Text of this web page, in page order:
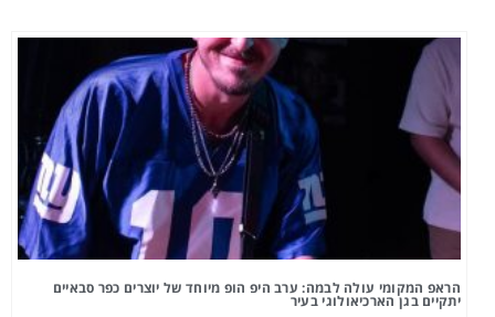
הראפ המקומי עולה לבמה: ערב היפ הופ מיוחד של יוצרים כפר סבאיים
יתקיים בגן הארכיאולוגי בעיר